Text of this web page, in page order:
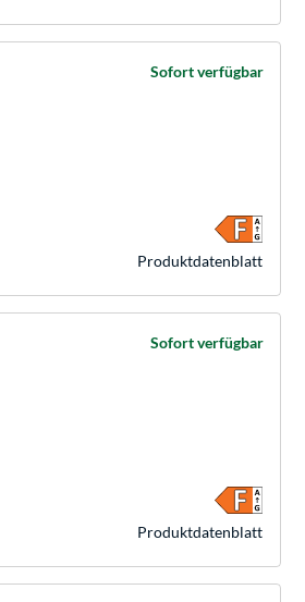
Sofort verfügbar
Produkt­datenblatt
Sofort verfügbar
Produkt­datenblatt